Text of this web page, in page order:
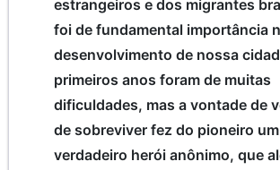
estrangeiros e dos migrantes
foi de fundamental importância
desenvolvimento de nossa
primeiros anos foram de muitas
dificuldades, mas a vontade de
de sobreviver fez do pioneiro
verdadeiro herói anônimo, que